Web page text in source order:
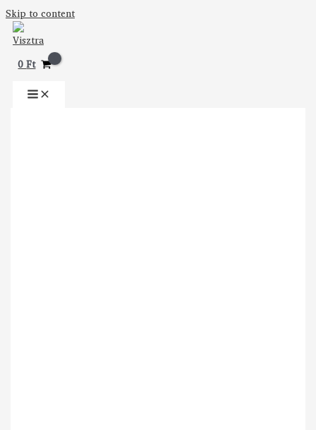
Skip to content
0Ft